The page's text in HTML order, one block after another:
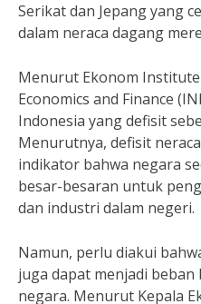
Serikat dan Jepang yang
dalam neraca dagang
Menurut Ekonom
Economics and Finance
Indonesia yang defisit
Menurutnya, defisit
indikator bahwa negara
besar-besaran untuk
dan industri dalam negeri.
Namun, perlu diakui
juga dapat menjadi
negara. Menurut Kepala